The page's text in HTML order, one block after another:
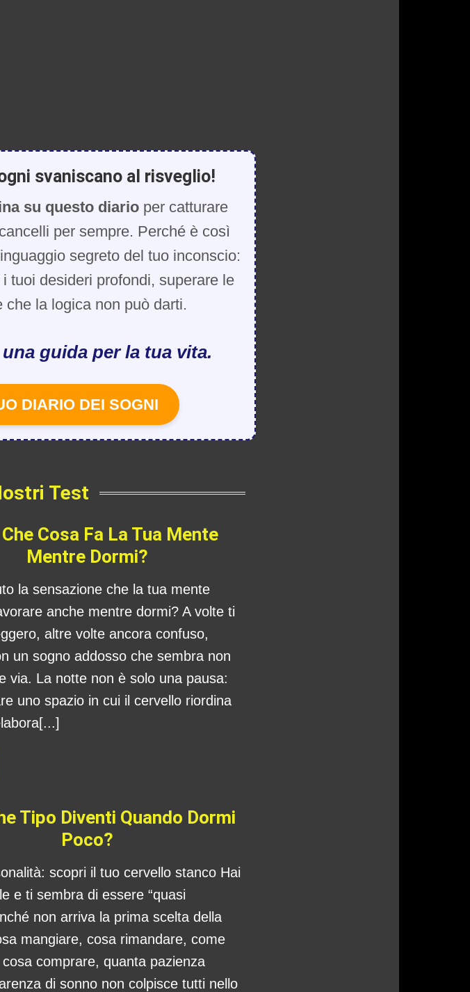
svaniscano al risveglio!
su questo diario per catturare
per sempre. Perché è così
segreto del tuo inconscio:
tuoi desideri profondi, superare le
la logica non può darti.
guida per la tua vita.
DIARIO DEI SOGNI
Test
Cosa Fa La Tua Mente
Mentre Dormi?
la sensazione che la tua mente
anche mentre dormi? A volte ti
altre volte ancora confuso,
un sogno addosso che sembra non
via. La notte non è solo una pausa:
uno spazio in cui il cervello riordina
Tipo Diventi Quando Dormi
Poco?
scopri il tuo cervello stanco Hai
e ti sembra di essere “quasi
non arriva la prima scelta della
mangiare, cosa rimandare, come
comprare, quanta pazienza
di sonno non colpisce tutti nello